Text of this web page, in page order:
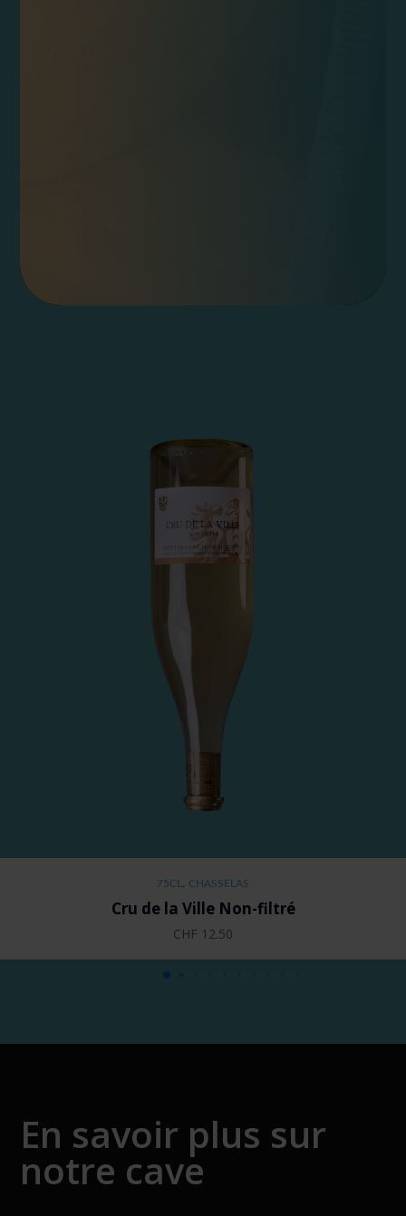
75CL , CHASSELAS
Cru de la Ville Non-filtré
CHF 12.50
En savoir plus sur
notre cave